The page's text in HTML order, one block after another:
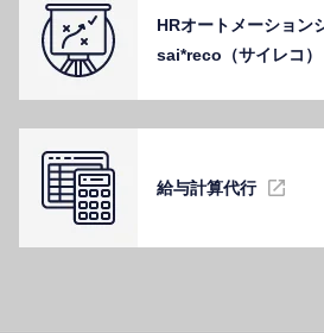
HRオートメーション
sai*reco（サイレコ）
給与計算代⾏